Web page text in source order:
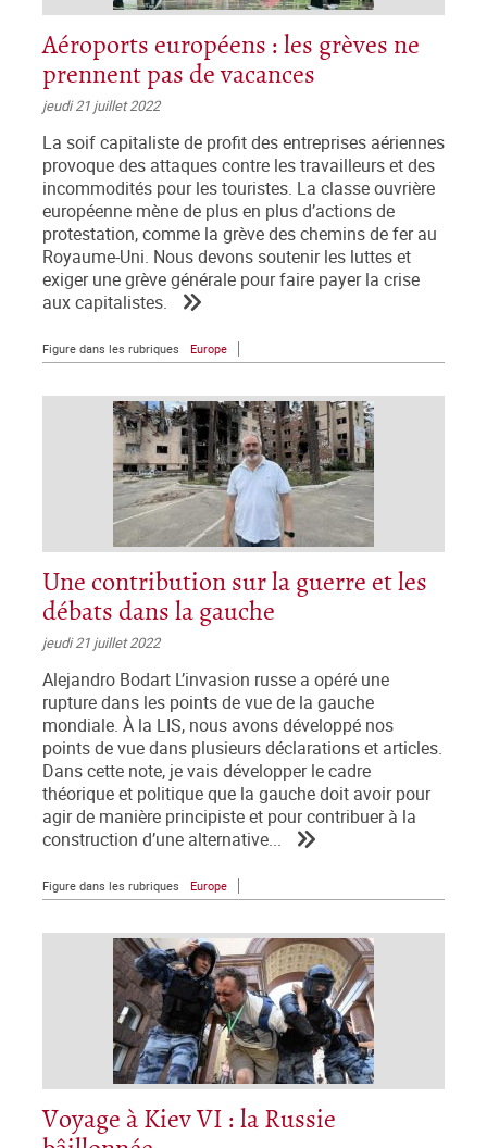
Aéroports européens : les grèves ne
prennent pas de vacances
jeudi 21 juillet 2022
La soif capitaliste de profit des entreprises aériennes
provoque des attaques contre les travailleurs et des
incommodités pour les touristes. La classe ouvrière
européenne mène de plus en plus d’actions de
protestation, comme la grève des chemins de fer au
Royaume-Uni. Nous devons soutenir les luttes et
exiger une grève générale pour faire payer la crise
aux capitalistes.
Figure dans les rubriques Europe
Une contribution sur la guerre et les
débats dans la gauche
jeudi 21 juillet 2022
Alejandro Bodart L’invasion russe a opéré une
rupture dans les points de vue de la gauche
mondiale. À la LIS, nous avons développé nos
points de vue dans plusieurs déclarations et articles.
Dans cette note, je vais développer le cadre
théorique et politique que la gauche doit avoir pour
agir de manière principiste et pour contribuer à la
construction d’une alternative...
Figure dans les rubriques Europe
Voyage à Kiev VI : la Russie